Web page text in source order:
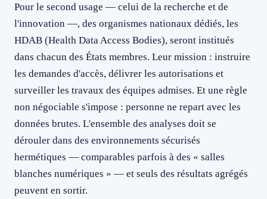
Pour le second usage — celui de la recherche et de
l'innovation —, des organismes nationaux dédiés, les
HDAB (Health Data Access Bodies), seront institués
dans chacun des États membres. Leur mission : instruire
les demandes d'accès, délivrer les autorisations et
surveiller les travaux des équipes admises. Et une règle
non négociable s'impose : personne ne repart avec les
données brutes. L'ensemble des analyses doit se
dérouler dans des environnements sécurisés
hermétiques — comparables parfois à des « salles
blanches numériques » — et seuls des résultats agrégés
peuvent en sortir.